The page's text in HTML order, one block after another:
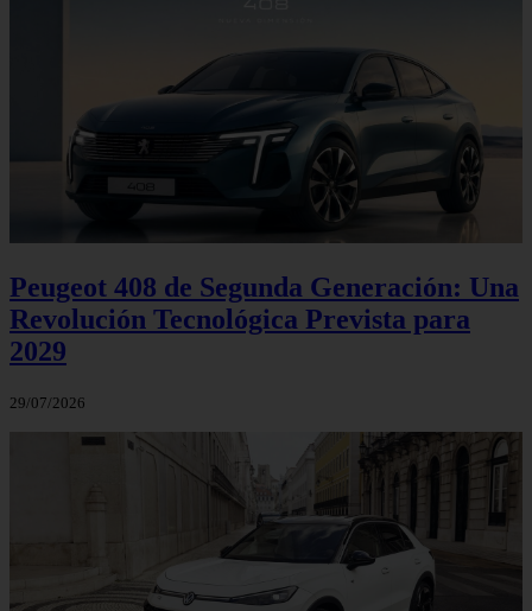
Peugeot 408 de Segunda Generación: Una
Revolución Tecnológica Prevista para
2029
29/07/2026